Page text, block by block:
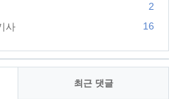
2
사
16
최근 댓글